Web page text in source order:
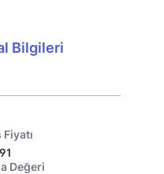
Bilgileri
Fiyatı
Değeri